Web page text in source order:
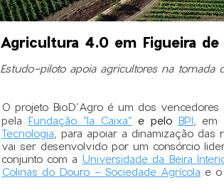
Agricultura 4.0 em Figueira de
Estudo-piloto apoia agricultores na
O projeto BioD’Agro é um dos
pela Fundação “la Caixa” e pelo BPI ,
Tecnologia , para apoiar a dinamização
vai ser desenvolvido por um consórcio
conjunto com a Universidade da Beira
Colinas do Douro - Sociedade Agrícola e o